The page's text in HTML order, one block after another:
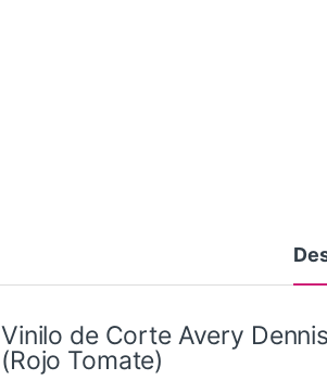
Vinilo de Corte Avery
(Rojo Tomate)